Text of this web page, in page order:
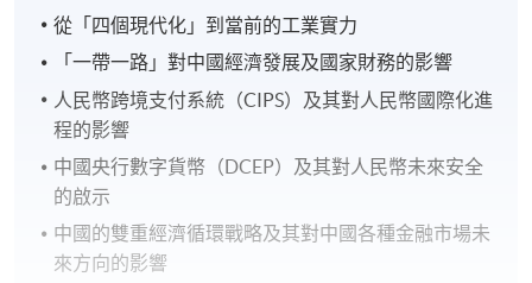
從「四個現代化」到當前的工業實力
「一帶一路」對中國經濟發展及國家財務的影響
人民幣跨境支付系統（CIPS）及其對人民幣國際化進
程的影響
中國央行數字貨幣（DCEP）及其對人民幣未來安全
的啟示
中國的雙重經濟循環戰略及其對中國各種金融市場未
來方向的影響